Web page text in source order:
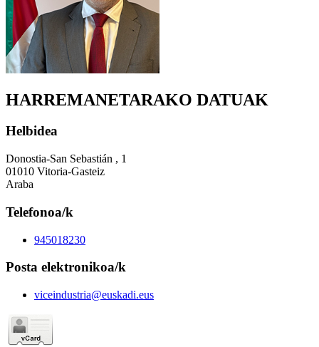
HARREMANETARAKO DATUAK
Helbidea
Donostia-San Sebastián , 1
01010 Vitoria-Gasteiz
Araba
Telefonoa/k
945018230
Posta elektronikoa/k
viceindustria@euskadi.eus